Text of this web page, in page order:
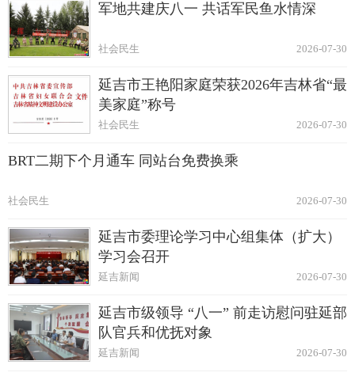
军地共建庆八一 共话军民鱼水情深
2026-07-30
社会民生
延吉市王艳阳家庭荣获2026年吉林省“最
美家庭”称号
2026-07-30
社会民生
BRT二期下个月通车 同站台免费换乘
2026-07-30
社会民生
延吉市委理论学习中心组集体（扩大）
学习会召开
2026-07-30
延吉新闻
延吉市级领导 “八一” 前走访慰问驻延部
队官兵和优抚对象
2026-07-30
延吉新闻